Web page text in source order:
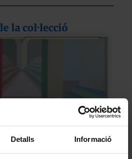
Detalls Informació
la col·lecció